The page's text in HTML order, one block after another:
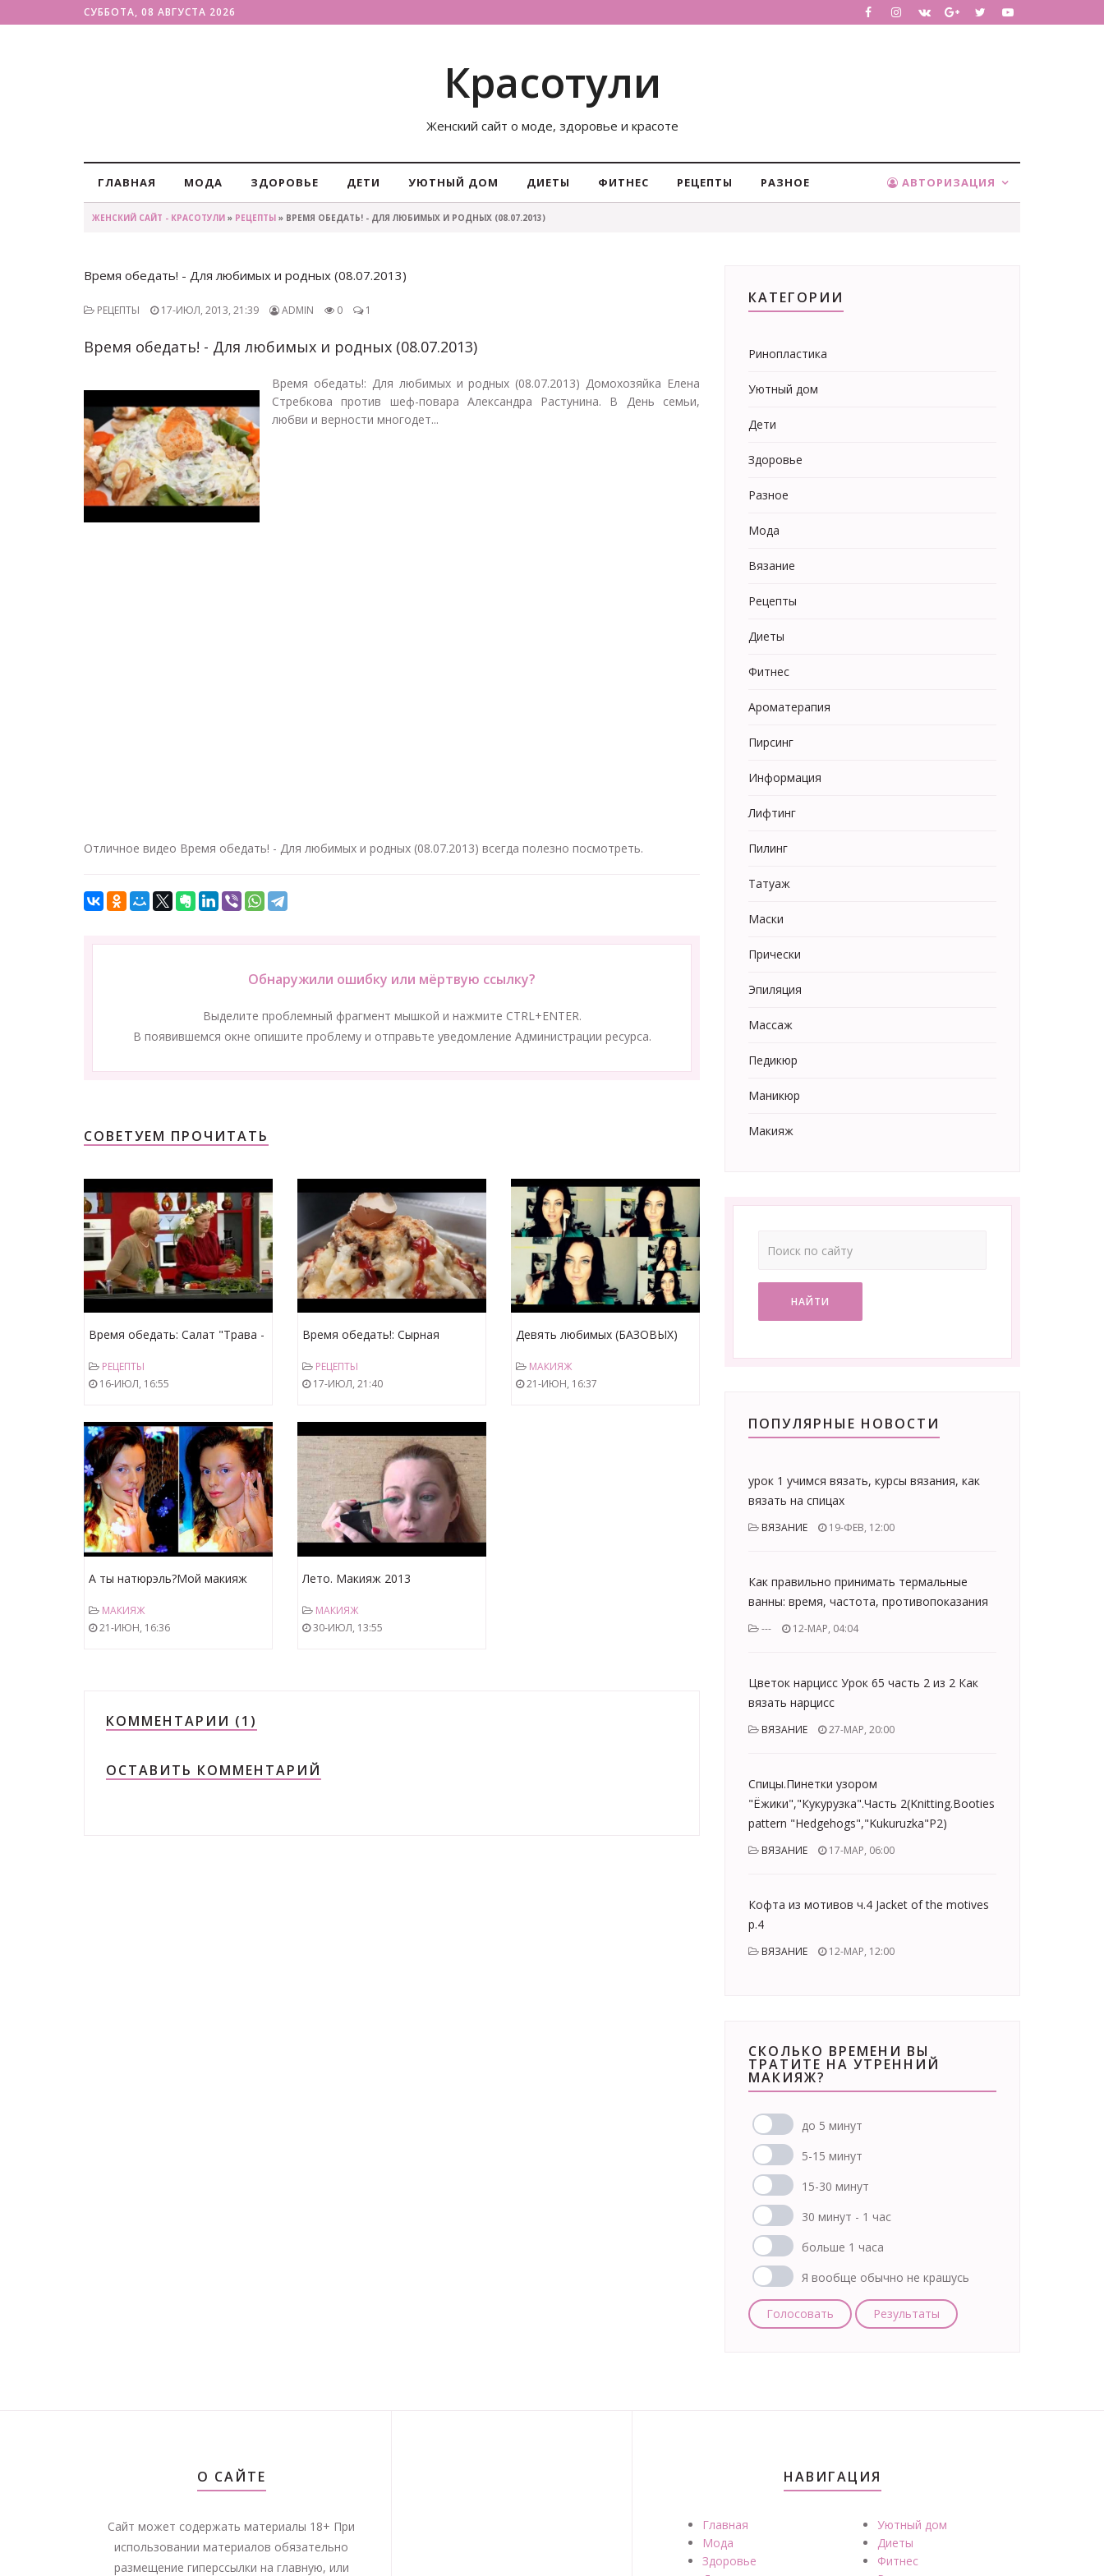
СУББОТА, 08 АВГУСТА 2026
Красотули
Женский сайт о моде, здоровье и красоте
ГЛАВНАЯ МОДА ЗДОРОВЬЕ ДЕТИ УЮТНЫЙ ДОМ ДИЕТЫ ФИТНЕС РЕЦЕПТЫ РАЗНОЕ АВТОРИЗАЦИЯ
ЖЕНСКИЙ САЙТ - КРАСОТУЛИ » РЕЦЕПТЫ » ВРЕМЯ ОБЕДАТЬ! - ДЛЯ ЛЮБИМЫХ И РОДНЫХ (08.07.2013)
Время обедать! - Для любимых и родных (08.07.2013)
РЕЦЕПТЫ 17-ИЮЛ, 2013, 21:39 ADMIN 0 1
Время обедать! - Для любимых и родных (08.07.2013)
Время обедать!: Для любимых и родных (08.07.2013) Домохозяйка Елена
Стребкова против шеф-повара Александра Растунина. В День семьи,
любви и верности многодет...
Отличное видео Время обедать! - Для любимых и родных (08.07.2013) всегда полезно посмотреть.
Обнаружили ошибку или мёртвую ссылку?
Выделите проблемный фрагмент мышкой и нажмите CTRL+ENTER.
В появившемся окне опишите проблему и отправьте уведомление Администрации ресурса.
СОВЕТУЕМ ПРОЧИТАТЬ
Время обедать: Салат "Трава -
РЕЦЕПТЫ
16-ИЮЛ, 16:55
Время обедать!: Сырная
РЕЦЕПТЫ
17-ИЮЛ, 21:40
Девять любимых (БАЗОВЫХ)
МАКИЯЖ
21-ИЮН, 16:37
А ты натюрэль?Мой макияж
весна 2013 (KatyaWorld)
МАКИЯЖ
21-ИЮН, 16:36
Лето. Макияж 2013
МАКИЯЖ
30-ИЮЛ, 13:55
КОММЕНТАРИИ (1)
ОСТАВИТЬ КОММЕНТАРИЙ
КАТЕГОРИИ
Ринопластика
Уютный дом
Дети
Здоровье
Разное
Мода
Вязание
Рецепты
Диеты
Фитнес
Ароматерапия
Пирсинг
Информация
Лифтинг
Пилинг
Татуаж
Маски
Прически
Эпиляция
Массаж
Педикюр
Маникюр
Макияж
НАЙТИ
ПОПУЛЯРНЫЕ НОВОСТИ
урок 1 учимся вязать, курсы вязания, как
вязать на спицах
ВЯЗАНИЕ 19-ФЕВ, 12:00
Как правильно принимать термальные
ванны: время, частота, противопоказания
--- 12-МАР, 04:04
Цветок нарцисс Урок 65 часть 2 из 2 Как
вязать нарцисс
ВЯЗАНИЕ 27-МАР, 20:00
Спицы.Пинетки узором
"Ёжики","Кукурузка".Часть 2(Knitting.Booties
pattern "Hedgehogs","Kukuruzka"Р2)
ВЯЗАНИЕ 17-МАР, 06:00
Кофта из мотивов ч.4 Jacket of the motives
p.4
ВЯЗАНИЕ 12-МАР, 12:00
СКОЛЬКО ВРЕМЕНИ ВЫ
ТРАТИТЕ НА УТРЕННИЙ
МАКИЯЖ?
до 5 минут
5-15 минут
15-30 минут
30 минут - 1 час
больше 1 часа
Я вообще обычно не крашусь
Голосовать Результаты
О САЙТЕ
Сайт может содержать материалы 18+ При
использовании материалов обязательно
размещение гиперссылки на главную, или
НАВИГАЦИЯ
Главная
Мода
Здоровье
Уютный дом
Диеты
Фитнес